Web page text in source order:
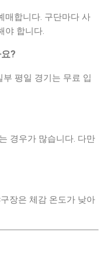
매합니다. 구단마다 사
야 합니다.
?
평일 경기는 무료 입
경우가 많습니다. 다만
장은 체감 온도가 낮아